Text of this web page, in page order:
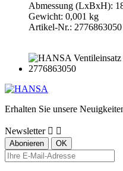
Abmessung (LxBxH):
Gewicht: 0,001 kg
Artikel-Nr.: 2776863050
Erhalten Sie unsere
Newsletter  